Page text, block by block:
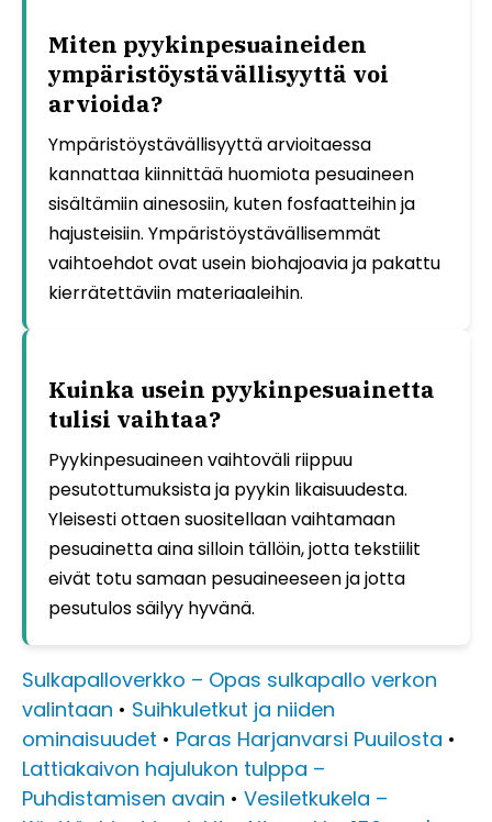
Miten pyykinpesuaineiden
ympäristöystävällisyyttä voi
arvioida?
Ympäristöystävällisyyttä arvioitaessa
kannattaa kiinnittää huomiota pesuaineen
sisältämiin ainesosiin, kuten fosfaatteihin ja
hajusteisiin. Ympäristöystävällisemmät
vaihtoehdot ovat usein biohajoavia ja pakattu
kierrätettäviin materiaaleihin.
Kuinka usein pyykinpesuainetta
tulisi vaihtaa?
Pyykinpesuaineen vaihtoväli riippuu
pesutottumuksista ja pyykin likaisuudesta.
Yleisesti ottaen suositellaan vaihtamaan
pesuainetta aina silloin tällöin, jotta tekstiilit
eivät totu samaan pesuaineeseen ja jotta
pesutulos säilyy hyvänä.
Sulkapalloverkko – Opas sulkapallo verkon
valintaan • Suihkuletkut ja niiden
ominaisuudet • Paras Harjanvarsi Puuilosta •
Lattiakaivon hajulukon tulppa –
Puhdistamisen avain • Vesiletkukela –